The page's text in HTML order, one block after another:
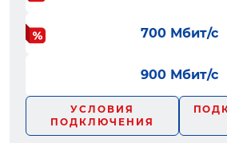
700 Мбит/с
900 Мбит/с
УСЛОВИЯ
ПОДКЛЮЧЕНИЯ